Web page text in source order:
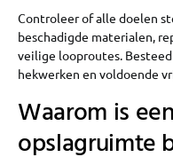
Controleer of alle doelen
beschadigde materialen,
veilige looproutes.
hekwerken en voldoende
Waarom is
opslagruimte